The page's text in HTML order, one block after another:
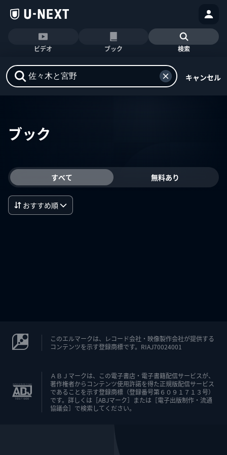
ビデオ ブック 検索
キャンセル
ブック
すべて 無料あり
おすすめ順
このエルマークは、レコード会社・映像製作会社が提供する
コンテンツを示す登録商標です。RIAJ70024001
ＡＢＪマークは、この電子書店・電子書籍配信サービスが、
著作権者からコンテンツ使用許諾を得た正規版配信サービス
であることを示す登録商標（登録番号第６０９１７１３号）
です。詳しくは［ABJマーク］または［電子出版制作・流通
協議会］で検索してください。